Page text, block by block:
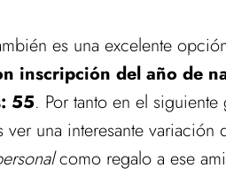
es una excelente
inscripción del año de
55. Por tanto en el
ver una interesante
como regalo a ese